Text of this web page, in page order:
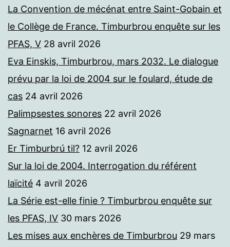
La Convention de mécénat entre Saint-Gobain et
le Collège de France. Timburbrou enquête sur les
PFAS, V 28 avril 2026
Eva Einskis, Timburbrou, mars 2032. Le dialogue
prévu par la loi de 2004 sur le foulard, étude de
cas 24 avril 2026
Palimpsestes sonores 22 avril 2026
Sagnarnet 16 avril 2026
Er Timburbrú til? 12 avril 2026
Sur la loi de 2004. Interrogation du référent
laïcité 4 avril 2026
La Série est-elle finie ? Timburbrou enquête sur
les PFAS, IV 30 mars 2026
Les mises aux enchères de Timburbrou 29 mars